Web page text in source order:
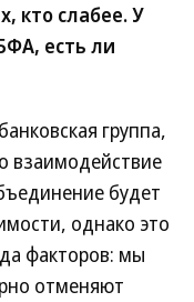
кто слабее. У
есть ли
группа,
взаимодействие
будет
однако это
факторов: мы
отменяют